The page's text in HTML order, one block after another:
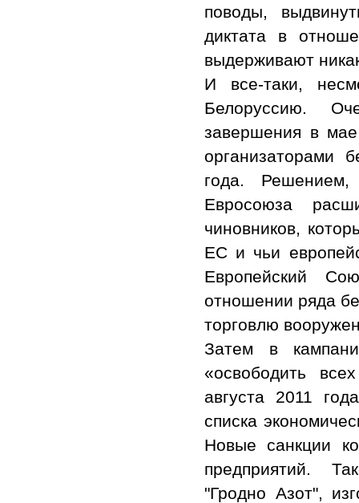
поводы,
диктата в
выдерживают
И все-таки,
Белоруссию.
завершения в
организаторами
года. Решением,
Евросоюза
чиновников,
ЕС и чьи
Европейский
отношении ряда
торговлю
Затем в
«освободить
августа 2011
списка
Новые санкции
предприятий.
"Гродно Азот",